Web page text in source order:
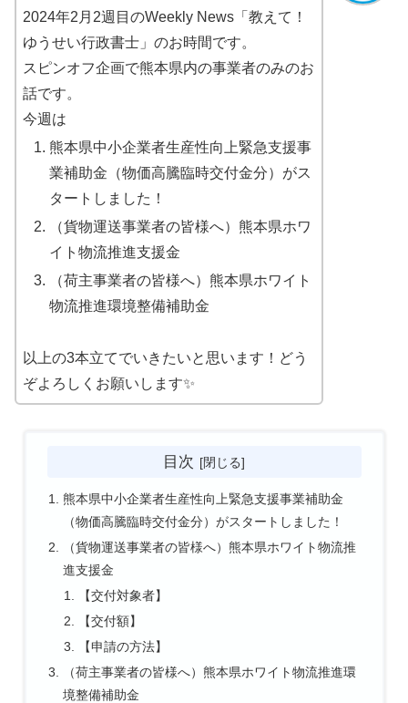
2024年2月2週目のWeekly News「教えて！
ゆうせい行政書士」のお時間です。
スピンオフ企画で熊本県内の事業者のみのお
話です。
今週は
熊本県中小企業者生産性向上緊急支援事
業補助金（物価高騰臨時交付金分）がス
タートしました！
（貨物運送事業者の皆様へ）熊本県ホワ
イト物流推進支援金
（荷主事業者の皆様へ）熊本県ホワイト
物流推進環境整備補助金
以上の3本立てでいきたいと思います！どう
ぞよろしくお願いします✨
目次
熊本県中小企業者生産性向上緊急支援事業補助金
（物価高騰臨時交付金分）がスタートしました！
（貨物運送事業者の皆様へ）熊本県ホワイト物流推
進支援金
【交付対象者】
【交付額】
【申請の方法】
（荷主事業者の皆様へ）熊本県ホワイト物流推進環
境整備補助金